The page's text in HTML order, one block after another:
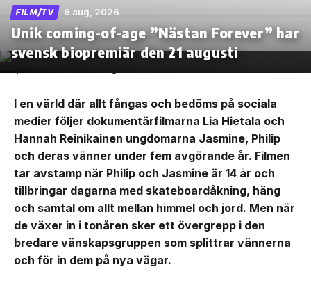
FILM/TV 6 aug, 2026
Unik coming-of-age ”Nästan Forever” har
svensk biopremiär den 21 augusti
I en värld där allt fångas och bedöms på sociala
medier följer dokumentärfilmarna Lia Hietala och
Hannah Reinikainen ungdomarna Jasmine, Philip
och deras vänner under fem avgörande år. Filmen
tar avstamp när Philip och Jasmine är 14 år och
tillbringar dagarna med skateboardåkning, häng
och samtal om allt mellan himmel och jord. Men när
de växer in i tonåren sker ett övergrepp i den
bredare vänskapsgruppen som splittrar vännerna
och för in dem på nya vägar.